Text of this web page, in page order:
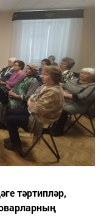
тәртипләр,